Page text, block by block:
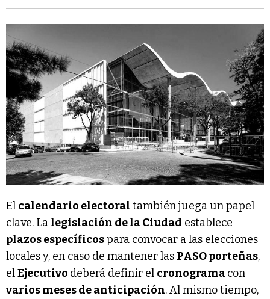
El calendario electoral también juega un papel
clave. La legislación de la Ciudad establece
plazos específicospara convocar a las elecciones
locales y, en caso de mantener las PASO porteñas,
elEjecutivo deberá definir el cronogramacon
varios meses de anticipación. Al mismo tiempo,